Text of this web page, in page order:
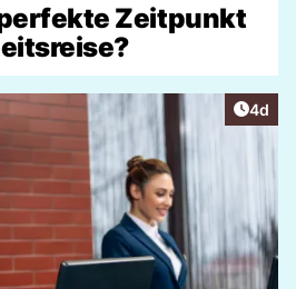
Zeitpunkt
4d